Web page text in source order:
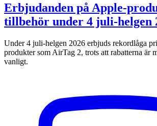
Erbjudanden på Apple-
tillbehör under 4 juli-helgen
Under 4 juli-helgen 2026 erbjuds rekordlåga
produkter som AirTag 2, trots att rabatterna är
vanligt.